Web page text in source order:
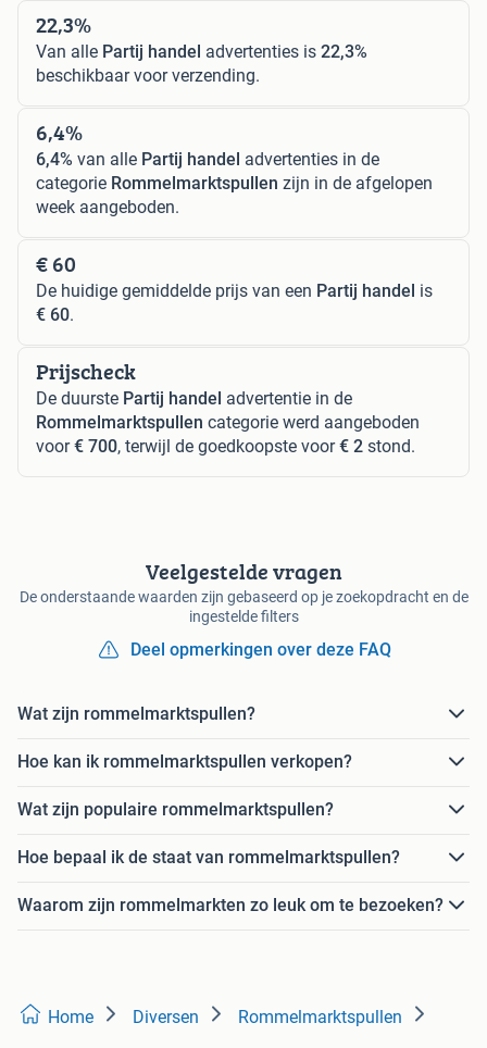
22,3%
Van alle Partij handel advertenties is 22,3%
beschikbaar voor verzending.
6,4%
6,4% van alle Partij handel advertenties in de
categorie Rommelmarktspullen zijn in de afgelopen
week aangeboden.
€ 60
De huidige gemiddelde prijs van een Partij handel is
€ 60.
Prijscheck
De duurste Partij handel advertentie in de
Rommelmarktspullen categorie werd aangeboden
voor€ 700, terwijl de goedkoopste voor€ 2 stond.
Veelgestelde vragen
De onderstaande waarden zijn gebaseerd op je zoekopdracht en de
ingestelde filters
Deel opmerkingen over deze FAQ
Wat zijn rommelmarktspullen?
Hoe kan ik rommelmarktspullen verkopen?
Wat zijn populaire rommelmarktspullen?
Hoe bepaal ik de staat van rommelmarktspullen?
Waarom zijn rommelmarkten zo leuk om te bezoeken?
Home Diversen Rommelmarktspullen